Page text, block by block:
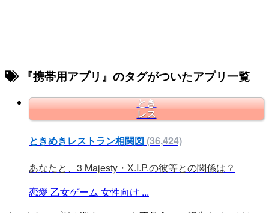
『携帯用アプリ』のタグがついたアプリ一覧
とき
レス
ときめきレストラン相関図 (36,424)
あなたと、3 Majesty・X.I.P.の彼等との関係は？
恋愛 乙女ゲーム 女性向け ...